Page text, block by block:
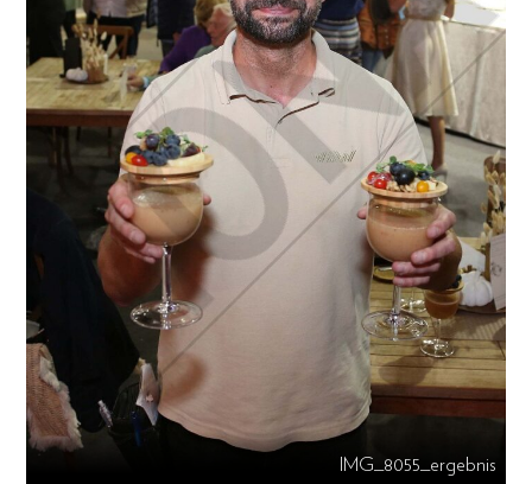
IMG_8055_ergebnis